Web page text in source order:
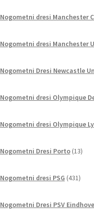
Nogometni dresi Manchester
Nogometni dresi Manchester
Nogometni Dresi Newcastle
Nogometni dresi Olympique
Nogometni dresi Olympique
Nogometni Dresi Porto 13
Nogometni dresi PSG 431
Nogometni Dresi PSV